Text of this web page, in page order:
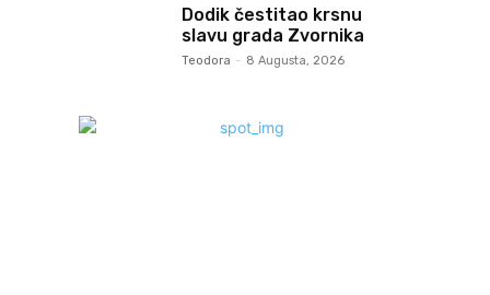
Dodik čestitao krsnu
slavu grada Zvornika
Teodora - 8 Augusta, 2026